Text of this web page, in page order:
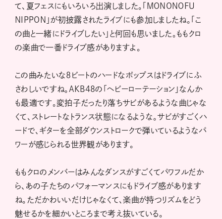
て、夏フェスにもいろいろ出演しました。「MONONOFU
NIPPON」が初披露されたライブにも参加しましたね。「こ
の曲と一緒にドライブしたい」と何回も思いました。ももクロ
の楽曲で一番ドライブ感がありますよ。
この曲みたいな8ビートのハードなポップスはドライブにふ
さわしいですね。AKB48の「ヘビーローテーション」なんか
も最適です。変拍子だったり落ちサビがあるような曲じゃな
くて、ストレートなトランス状態になるような。サビがすごくハ
ードで、ギターを全部ダウンストロークで弾いているようなパ
ワーが感じられる世界観があります。
ももクロのメンバーはみんなダンスがすごくてパワフルだか
ら、あの子たちのパフォーマンスにもドライブ感があります
ね。ただかわいいだけじゃなくて、楽曲が持つリズムをどう
魅せるかを細かいところまで考え抜いている。